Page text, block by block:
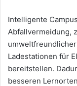
Intelligente
Abfallvermeidung,
Ladestationen für
bereitstellen.
besseren